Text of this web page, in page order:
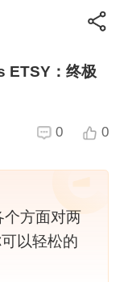
ETSY：终极
0 0
方面对两
以轻松的